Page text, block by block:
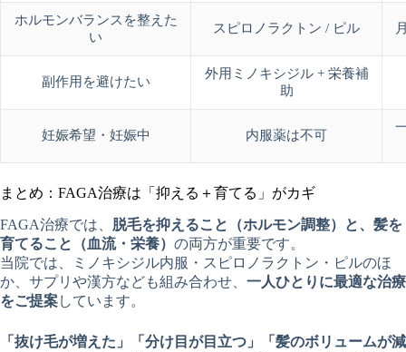
ホルモンバランスを整えた
い
スピロノラクトン / ピル
副作用を避けたい
外用ミノキシジル + 栄養補
助
妊娠希望・妊娠中 内服薬は不可
まとめ：FAGA治療は「抑える＋育てる」がカギ
FAGA治療では、 脱毛を抑えること（ホルモン調整）と、髪を
育てること（血流・栄養） の両方が重要です。
当院では、ミノキシジル内服・スピロノラクトン・ピルのほ
か、サプリや漢方なども組み合わせ、 一人ひとりに最適な治療
をご提案しています。
「抜け毛が増えた」「分け目が目立つ」「髪のボリュームが減